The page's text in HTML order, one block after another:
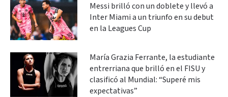
Messi brilló con un doblete y llevó a
Inter Miami a un triunfo en su debut
en la Leagues Cup
María Grazia Ferrante, la estudiante
entrerriana que brilló en el FISU y
clasificó al Mundial: “Superé mis
expectativas”